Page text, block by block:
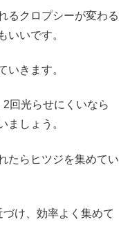
るクロプシーが変わる
いいです。
いきます。
回光らせにくいなら
ましょう。
たらヒツジを集めてい
け、効率よく集めて